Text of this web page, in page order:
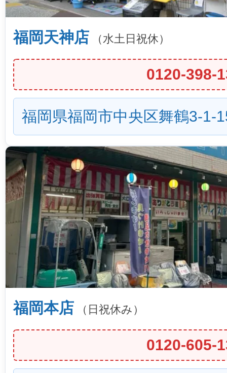
福岡天神店 （水土日祝休）
0120-398-
福岡県福岡市中央区舞鶴3-1-
福岡本店 （日祝休み）
0120-605-